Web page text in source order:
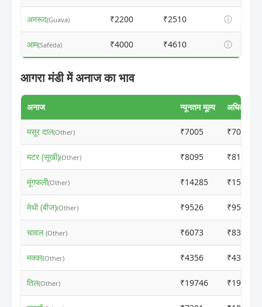
अमरूद(Guava) ₹2200 ₹2510 ⓘ
आम(Safeda) ₹4000 ₹4610 ⓘ
आगरा मंडी में अनाज का भाव
अनाज न्यूनतम मूल्य अधिकतम
मसूर दाल(Other) ₹7005 ₹7015
मटर (सूखी)(Other) ₹8095 ₹8105
मूंगफली(Other) ₹14285 ₹15724
मेथी (बीज)(Other) ₹9526 ₹9536
चावल (Other) ₹6073 ₹8360
मक्का(Other) ₹4356 ₹4366
तिल(Other) ₹19746 ₹19756